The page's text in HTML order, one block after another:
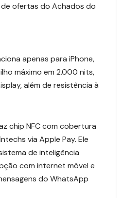
ofertas do Achados do
apenas para iPhone,
máximo em 2.000 nits,
além de resistência à
chip NFC com cobertura
via Apple Pay. Ele
de inteligência
com internet móvel e
do WhatsApp